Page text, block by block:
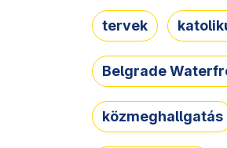
tervek
Belgrade
közmeghallgatás